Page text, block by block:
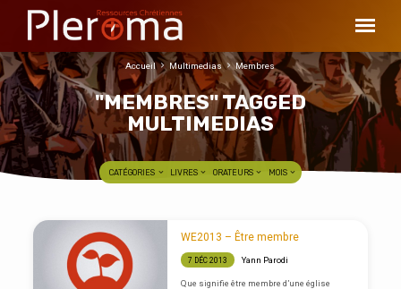
"MEMBRES" TAGGED
MULTIMEDIAS
Accueil Multimedias Membres
CATÉGORIES LIVRES ORATEURS MOIS
"MEMBRES"
TAGGED
MULTIMEDIAS
WE2013 – Être membre
7 DÉC 2013 Yann Parodi
Que signifie être membre d’une église